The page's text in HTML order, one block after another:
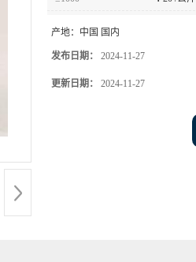
产地： 中国 国内
发布日期： 2024-11-27
更新日期： 2024-11-27